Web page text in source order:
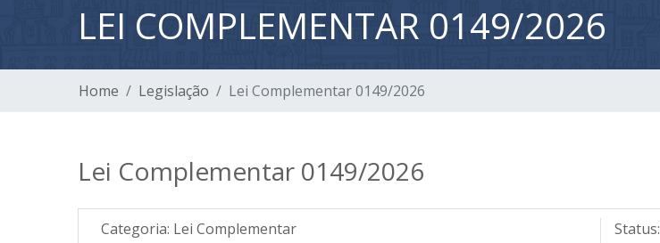
LEI COMPLEMENTAR 0149/2026
Home Legislação Lei Complementar 0149/2026
Lei Complementar 0149/2026
Categoria: Lei Complementar Status: